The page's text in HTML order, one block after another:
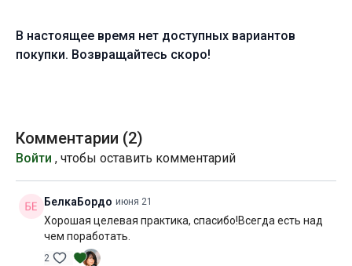
выпрыгнувший
сопротивляясь силе тяжести, баланс будет найден. При
условии слаженной работы сразу нескольких групп мышц:
мышц пресса, мышц-сгибателей бедер, мышц спины и
плечевого пояса.
Задача непростая: формирование этого двигательного
навыка требует развития силы и многократных повторов.
Если пока у вас не получается поднимать пятки от пола в
этой асане, вам просто еще нужно время на становление
В настоящее время нет доступных вариантов
покупки. Возвращайтесь скоро!
Комментарии (2)
Войти , чтобы оставить комментарий
БелкаБордо июня 21
Хорошая целевая практика, спасибо!Всегда есть над
чем поработать.
2